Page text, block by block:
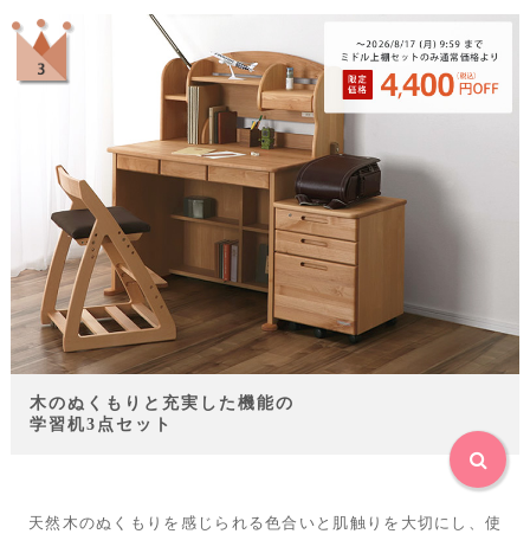
木のぬくもりと充実した機能の
学習机3点セット
天然木のぬくもりを感じられる色合いと肌触りを大切にし、使